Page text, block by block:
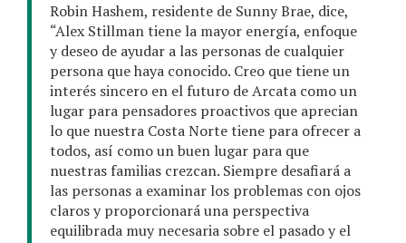
Robin Hashem, residente de Sunny Brae, dice,
“Alex Stillman tiene la mayor energía, enfoque
y deseo de ayudar a las personas de cualquier
persona que haya conocido. Creo que tiene un
interés sincero en el futuro de Arcata como un
lugar para pensadores proactivos que aprecian
lo que nuestra Costa Norte tiene para ofrecer a
todos, así como un buen lugar para que
nuestras familias crezcan. Siempre desafiará a
las personas a examinar los problemas con ojos
claros y proporcionará una perspectiva
equilibrada muy necesaria sobre el pasado y el